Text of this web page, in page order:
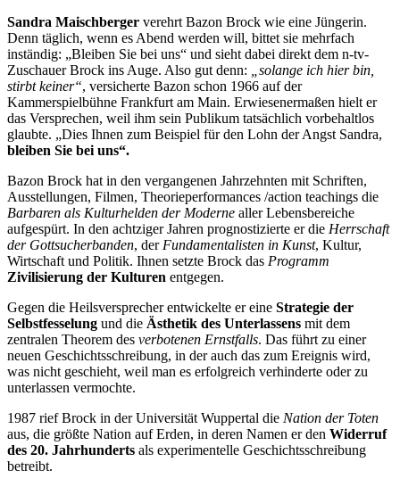
Sandra Maischberger verehrt Bazon Brock wie eine Jüngerin.
Denn täglich, wenn es Abend werden will, bittet sie mehrfach
inständig: „Bleiben Sie bei uns“ und sieht dabei direkt dem n-tv-
Zuschauer Brock ins Auge. Also gut denn:
„solange ich hier bin,
stirbt keiner“, versicherte Bazon schon 1966 auf der
Kammerspielbühne Frankfurt am Main. Erwiesenermaßen hielt er
das Versprechen, weil ihm sein Publikum tatsächlich vorbehaltlos
glaubte. „Dies Ihnen zum Beispiel für den Lohn der Angst Sandra,
bleiben Sie bei uns“.
Bazon Brock hat in den vergangenen Jahrzehnten mit Schriften,
Ausstellungen, Filmen, Theorieperformances /action teachings die
Barbaren als Kulturhelden der Moderne aller Lebensbereiche
aufgespürt. In den achtziger Jahren prognostizierte er die Herrschaft
der Gottsucherbanden, der Fundamentalisten in Kunst, Kultur,
Wirtschaft und Politik. Ihnen setzte Brock das Programm
Zivilisierung der Kulturen entgegen.
Gegen die Heilsversprecher entwickelte er eine Strategie der
Selbstfesselung und die Ästhetik des Unterlassens mit dem
zentralen Theorem des verbotenen Ernstfalls. Das führt zu einer
neuen Geschichtsschreibung, in der auch das zum Ereignis wird,
was nicht geschieht, weil man es erfolgreich verhinderte oder zu
unterlassen vermochte.
1987 rief Brock in der Universität Wuppertal die Nation der Toten
aus, die größte Nation auf Erden, in deren Namen er den Widerruf
des 20. Jahrhunderts als experimentelle Geschichtsschreibung
betreibt.